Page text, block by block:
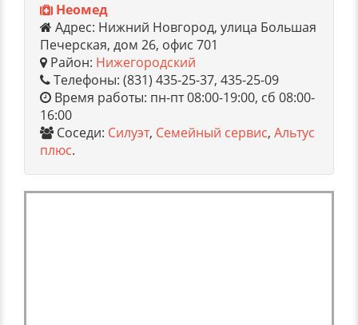
Неомед
Адрес: Нижний Новгород, улица Большая
Печерская, дом 26, офис 701
Район: Нижегородский
Телефоны: (831) 435-25-37, 435-25-09
Время работы: пн-пт 08:00-19:00, сб 08:00-
16:00
Соседи: Силуэт, Семейный сервис, Альтус
плюс.